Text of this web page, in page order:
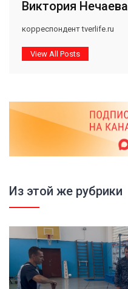
Виктория Нечаева
корреспондент tverlife.ru
View All Posts
Из этой же рубрики